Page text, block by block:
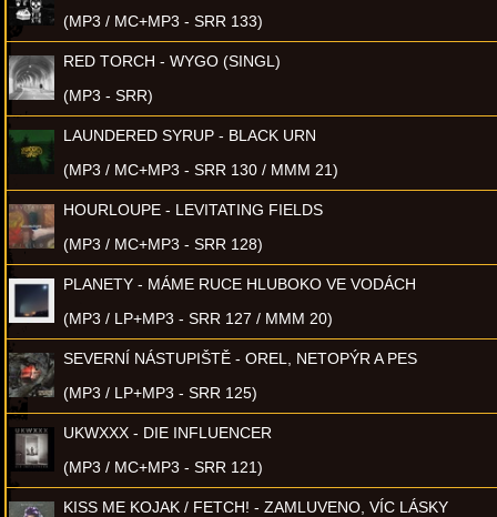
(MP3 / MC+MP3 - SRR 133)
RED TORCH - WYGO (SINGL)
(MP3 - SRR)
LAUNDERED SYRUP - BLACK URN
(MP3 / MC+MP3 - SRR 130 / MMM 21)
HOURLOUPE - LEVITATING FIELDS
(MP3 / MC+MP3 - SRR 128)
PLANETY - MÁME RUCE HLUBOKO VE VODÁCH
(MP3 / LP+MP3 - SRR 127 / MMM 20)
SEVERNÍ NÁSTUPIŠTĚ - OREL, NETOPÝR A PES
(MP3 / LP+MP3 - SRR 125)
UKWXXX - DIE INFLUENCER
(MP3 / MC+MP3 - SRR 121)
KISS ME KOJAK / FETCH! - ZAMLUVENO, VÍC LÁSKY